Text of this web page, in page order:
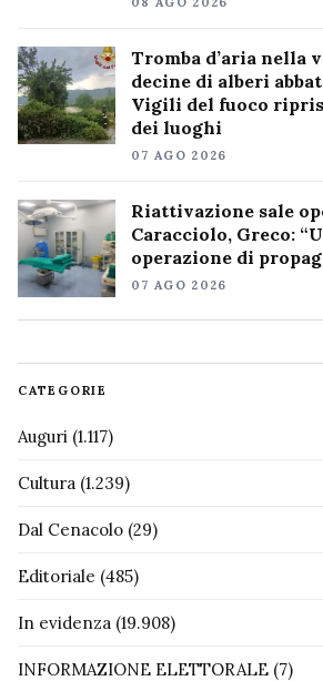
Tromba d’aria nella
decine di alberi
Vigili del fuoco
dei luoghi
07 AGO 2026
Riattivazione sale
Caracciolo, Greco:
operazione di
07 AGO 2026
CATEGORIE
Auguri (1.117)
Cultura (1.239)
Dal Cenacolo (29)
Editoriale (485)
In evidenza (19.908)
INFORMAZIONE ELETTORALE (7)